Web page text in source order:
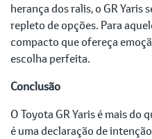
herança dos ralis, o GR Yaris
repleto de opções. Para
compacto que ofereça
escolha perfeita.
Conclusão
O Toyota GR Yaris é mais do
é uma declaração de